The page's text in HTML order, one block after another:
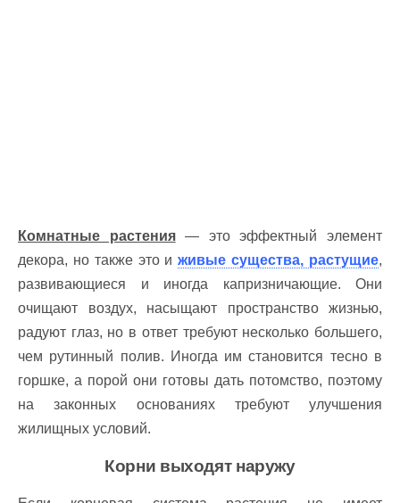
Комнатные растения— это эффектный элемент
декора, но также это иживые существа, растущие,
развивающиеся и иногда капризничающие. Они
очищают воздух, насыщают пространство жизнью,
радуют глаз, но в ответ требуют несколько большего,
чем рутинный полив. Иногда им становится тесно в
горшке, а порой они готовы дать потомство, поэтому
на законных основаниях требуют улучшения
жилищных условий.
Корни выходят наружу